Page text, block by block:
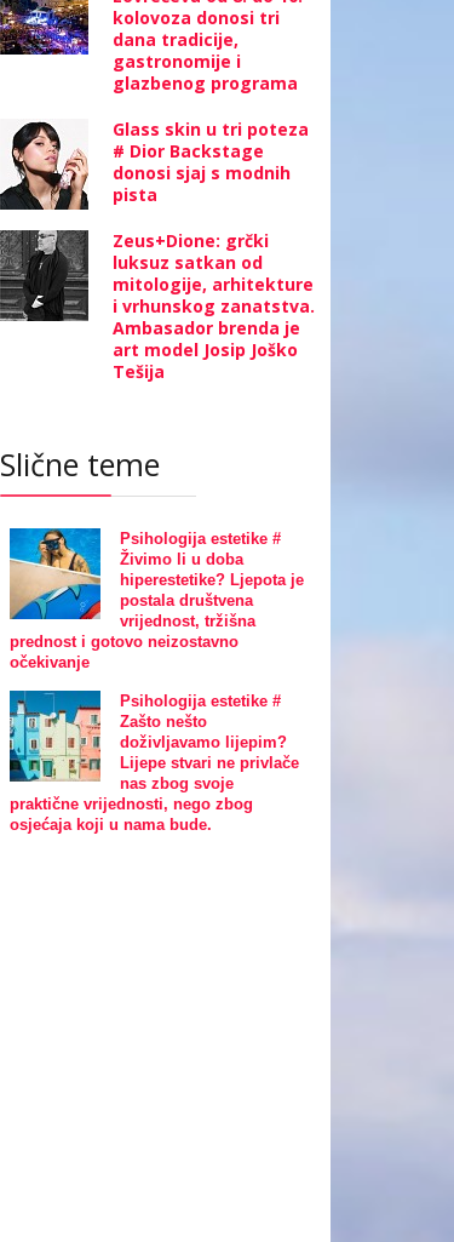
kolovoza donosi tri
dana tradicije,
gastronomije i
glazbenog programa
Glass skin u tri poteza
# Dior Backstage
donosi sjaj s modnih
pista
Zeus+Dione: grčki
luksuz satkan od
mitologije, arhitekture
i vrhunskog zanatstva.
Ambasador brenda je
art model Josip Joško
Tešija
Slične teme
Psihologija estetike #
Živimo li u doba
hiperestetike? Ljepota je
postala društvena
vrijednost, tržišna
prednost i gotovo neizostavno
očekivanje
Psihologija estetike #
Zašto nešto
doživljavamo lijepim?
Lijepe stvari ne privlače
nas zbog svoje
praktične vrijednosti, nego zbog
osjećaja koji u nama bude.